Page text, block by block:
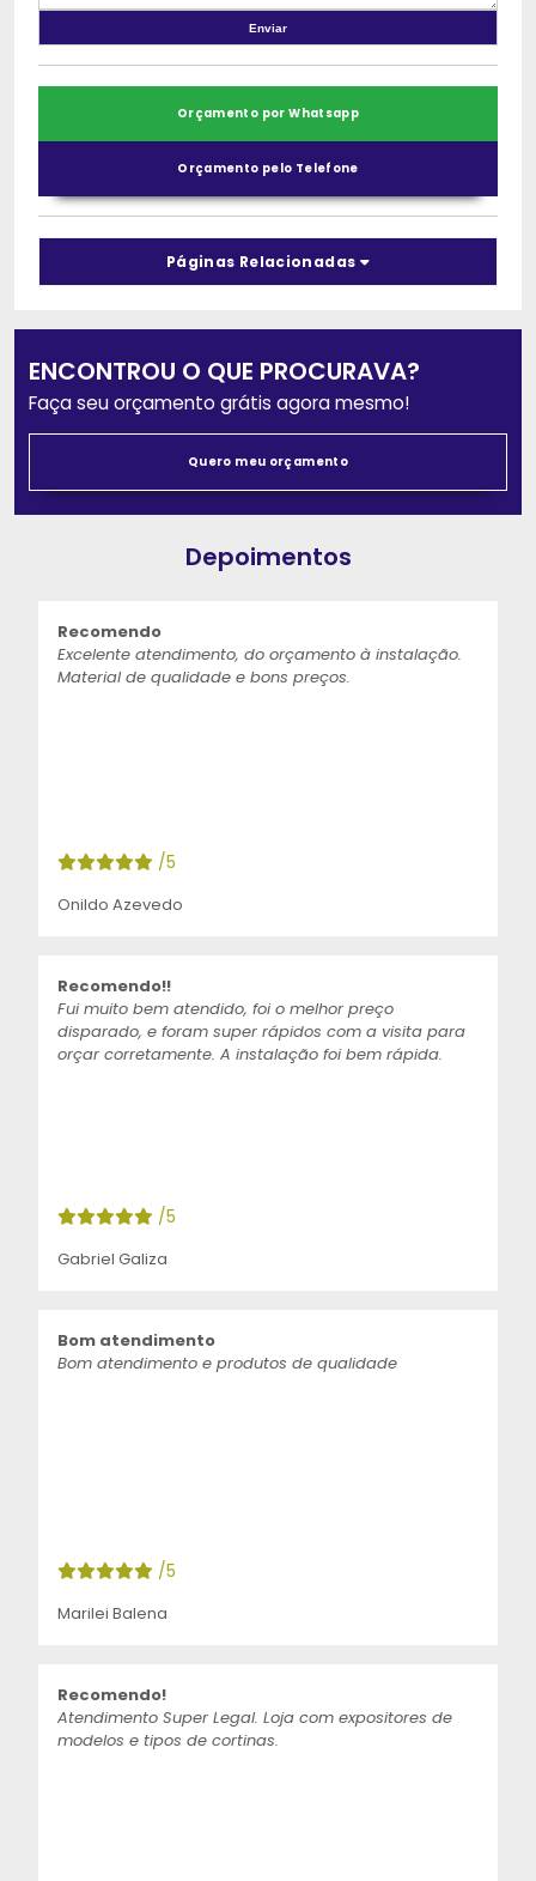
Orçamento por Whatsapp
Orçamento pelo Telefone
Páginas Relacionadas
ENCONTROU O QUE PROCURAVA?
Faça seu orçamento grátis agora mesmo!
Quero meu orçamento
Depoimentos
Recomendo
Excelente atendimento, do orçamento à instalação.
Material de qualidade e bons preços.
/5
Onildo Azevedo
Recomendo!!
Fui muito bem atendido, foi o melhor preço
disparado, e foram super rápidos com a visita para
orçar corretamente. A instalação foi bem rápida.
/5
Gabriel Galiza
Bom atendimento
Bom atendimento e produtos de qualidade
/5
Marilei Balena
Recomendo!
Atendimento Super Legal. Loja com expositores de
modelos e tipos de cortinas.